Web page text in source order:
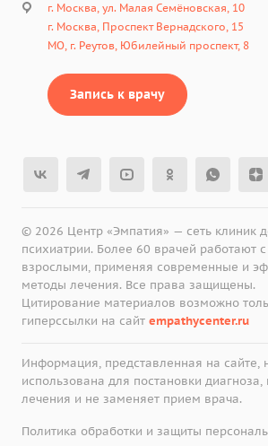
г. Москва, ул. Малая Семёновская, 10
г. Москва, Проспект Вернадского, 15
МО, г. Реутов, Юбилейный проспект, 8
Запись к врачу
© 2026 Центр «Эмпатия» — сеть клиник
психиатрии. Более 60 врачей работают
взрослыми, применяя современные и
методы лечения. Все права защищены.
Цитирование материалов возможно
гиперссылки на сайт empathycenter.ru
Информация, представленная на сайте,
использована для постановки диагноза,
лечения и не заменяет прием врача.
Политика обработки и защиты